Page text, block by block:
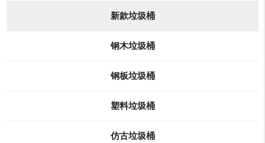
新款垃圾桶
钢木垃圾桶
钢板垃圾桶
塑料垃圾桶
仿古垃圾桶